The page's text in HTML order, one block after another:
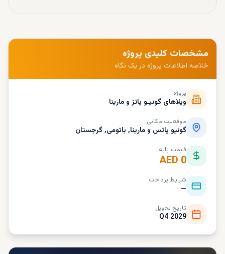
مشخصات کلیدی پروژه
خلاصه اطلاعات پروژه در یک نگاه
پروژه
ویلاهای گونیـو یاتز و مارینا
موقعیت مکانی
گونیو یاتس و مارینا, باتومی, گرجستان
قیمت پایه
AED 0
شرایط پرداخت
—
تاریخ تحویل
Q4 2029